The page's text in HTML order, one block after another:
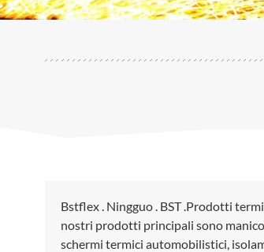
Bstflex . Ningguo . BST .Prodotti
nostri prodotti principali sono
schermi termici automobilistici,